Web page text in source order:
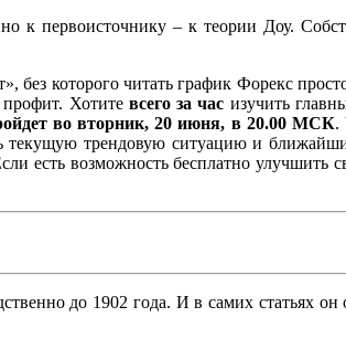
к первоисточнику – к теории Доу.
без которого читать график Форекс
Хотите всего за час изучить
во вторник, 20 июня, в 20.00 МСК.
текущую трендовую ситуацию и
есть возможность бесплатно улучшить
до 1902 года. И в самих статьях он